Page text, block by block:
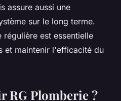
assure aussi une
sur le long terme.
régulière est essentielle
et maintenir l'efficacité du
RG Plomberie ?